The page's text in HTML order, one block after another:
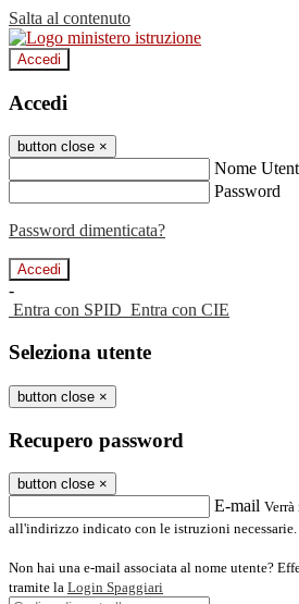
Salta al contenuto
Accedi
Accedi
button close ×
Nome
Password
Password dimenticata?
-
Entra con SPID Entra con CIE
Seleziona utente
button close ×
Recupero password
button close ×
E-mail
all'indirizzo indicato con le istruzioni necessarie.
Non hai una e-mail associata al nome utente?
tramite la Login Spaggiari